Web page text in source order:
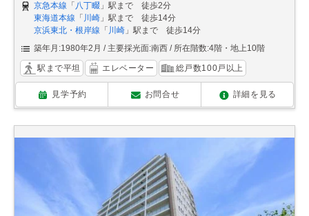
京急本線 「 八丁畷 」駅まで 徒歩2分
東海道本線 「 川崎 」駅まで 徒歩14分
京浜東北・根岸線 「 川崎 」駅まで 徒歩14分
築年月:1980年2月
主要採光面:南西 所在階数:4階・地上10階
駅まで平坦 エレベーター 総戸数100戸以上
見学予約 お問合せ 詳細を見る